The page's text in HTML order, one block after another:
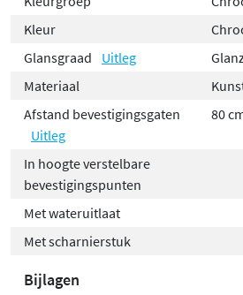
Kleur
Glansgraad
Uitleg
Materiaal
Afstand bevestigingsgaten
Uitleg
80
In hoogte verstelbare
bevestigingspunten
Met wateruitlaat
Met scharnierstuk
Bijlagen